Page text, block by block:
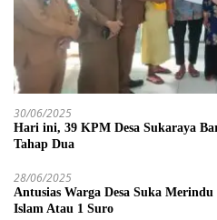
30/06/2025
Hari ini, 39 KPM Desa Sukaraya
Tahap Dua
28/06/2025
Antusias Warga Desa Suka
Islam Atau 1 Suro